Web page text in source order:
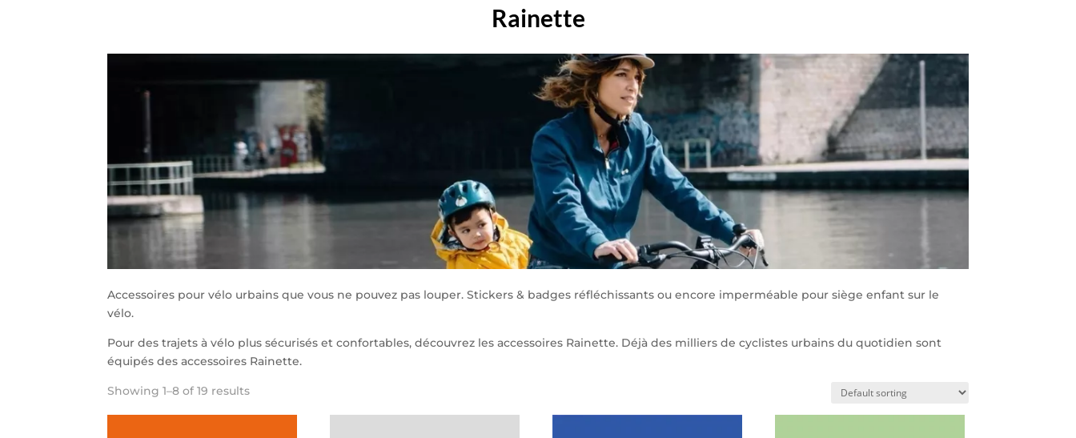
Rainette
Accessoires pour vélo urbains que vous ne pouvez pas louper. Stickers & badges réfléchissants ou encore imperméable pour siège enfant sur le
vélo.
Pour des trajets à vélo plus sécurisés et confortables, découvrez les accessoires Rainette. Déjà des milliers de cyclistes urbains du quotidien sont
équipés des accessoires Rainette.
Showing 1–8 of 19 results